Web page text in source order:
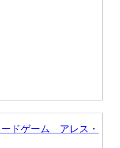
ドゲーム アレス・